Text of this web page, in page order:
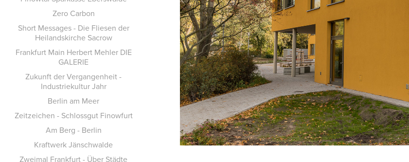
Zero Carbon
Short Messages - Die Fliesen der
Heilandskirche Sacrow
Frankfurt Main Herbert Mehler DIE
GALERIE
Zukunft der Vergangenheit -
Industriekultur Jahr
Berlin am Meer
Zeitzeichen - Schlossgut Finowfurt
Am Berg - Berlin
Kraftwerk Jänschwalde
Zweimal Frankfurt - Über Städte